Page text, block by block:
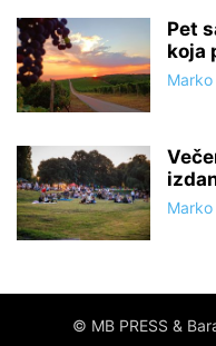
Pet
koja
© MB PRESS &